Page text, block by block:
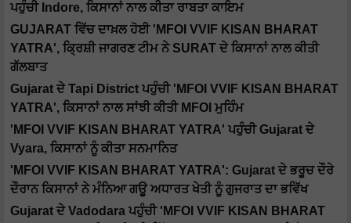
ਪਹੁੰਚੀ Indore, ਕਿਸਾਨਾਂ ਨਾਲ ਕੀਤਾ ਰਾਬਤਾ ਕਾਇਮ
GUJARAT ਵਿੱਚ ਦਾਖ਼ਲ ਹੋਈ 'MFOI VVIF KISAN BHARAT
YATRA', ਕ੍ਰਿਸ਼ੀ ਜਾਗਰਣ ਟੀਮ ਨੇ SURAT ਦੇ ਕਿਸਾਨਾਂ ਨਾਲ ਕੀਤੀ
ਗੱਲਬਾਤ
Gujarat ਦੇ Tapi District ਪਹੁੰਚੀ 'MFOI VVIF KISAN BHARAT
YATRA', ਕਿਸਾਨਾਂ ਨਾਲ ਸਾਂਝੀ ਕੀਤੀ MFOI ਮੁਹਿੰਮ
'MFOI VVIF KISAN BHARAT YATRA' ਪਹੁੰਚੀ Gujarat ਦੇ
Vyara, ਕਿਸਾਨਾਂ ਨੂੰ ਕੀਤਾ ਸਨਮਾਨਿਤ
'MFOI VVIF KISAN BHARAT YATRA': Gujarat ਦੇ ਭਰੂਚ ਦੌਰੇ
ਦੌਰਾਨ ਕਿਸਾਨਾਂ ਨੇ ਮੰਨਿਆ ਗਊ ਅਧਾਰਤ ਖੇਤੀ ਨੂੰ ਗੁਜਰਾਤ ਦਾ ਭਵਿੱਖ
Gujarat ਦੇ Vadodara ਪਹੁੰਚੀ 'MFOI VVIF KISAN BHARAT